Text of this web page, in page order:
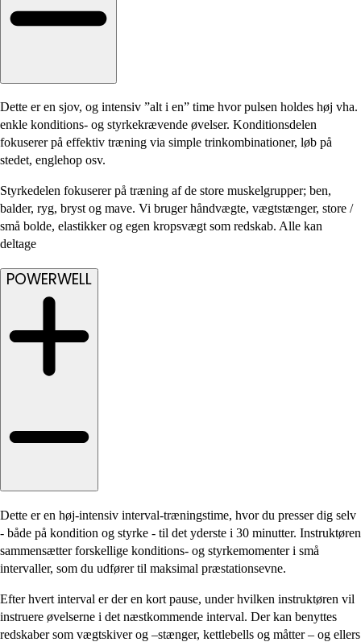
Dette er en sjov, og intensiv ”alt i en” time hvor pulsen holdes høj vha.
enkle konditions- og styrkekrævende øvelser. Konditionsdelen
fokuserer på effektiv træning via simple trinkombinationer, løb på
stedet, englehop osv.
Styrkedelen fokuserer på træning af de store muskelgrupper; ben,
balder, ryg, bryst og mave. Vi bruger håndvægte, vægtstænger, store /
små bolde, elastikker og egen kropsvægt som redskab. Alle kan
deltage
POWERWELL
Dette er en høj-intensiv interval-træningstime, hvor du presser dig selv
- både på kondition og styrke - til det yderste i 30 minutter. Instruktøren
sammensætter forskellige konditions- og styrkemomenter i små
intervaller, som du udfører til maksimal præstationsevne.
Efter hvert interval er der en kort pause, under hvilken instruktøren vil
instruere øvelserne i det næstkommende interval. Der kan benyttes
redskaber som vægtskiver og –stænger, kettlebells og måtter – og ellers